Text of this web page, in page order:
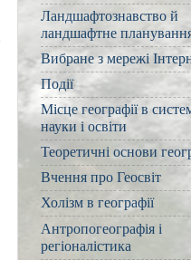
Ландшафтознавство й
ландшафтне
Вибране з мережі
Події
Місце географії в
науки і освіти
Теоретичні основи
Вчення про Геосвіт
Холізм в географії
Антропогеографія і
регіоналістика